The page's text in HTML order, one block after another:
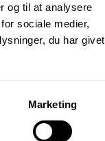
og til at analysere
sociale medier,
du har givet
Marketing